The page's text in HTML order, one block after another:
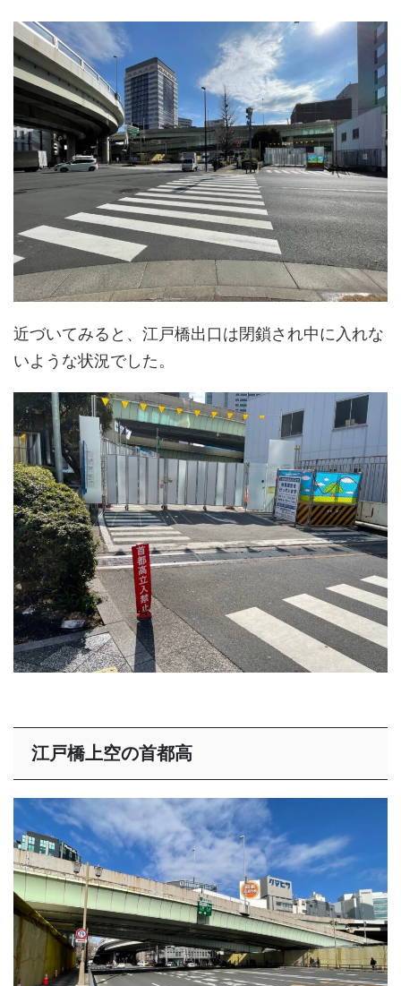
近づいてみると、江戸橋出口は閉鎖され中に入れな
いような状況でした。
江戸橋上空の首都高